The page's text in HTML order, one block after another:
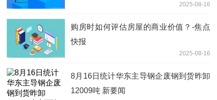
2025-08-16
购房时如何评估房屋的商业价值？-焦点
快报
2025-08-16
8月16日统计华东主导钢企废钢到货昨卸
12009吨 新要闻